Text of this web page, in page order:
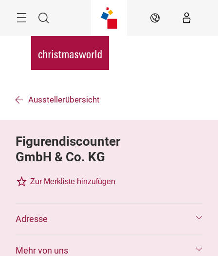
Suche DE
Ausstellerübersicht
Figurendiscounter
GmbH & Co. KG
Zur Merkliste hinzufügen
Adresse
Mehr von uns